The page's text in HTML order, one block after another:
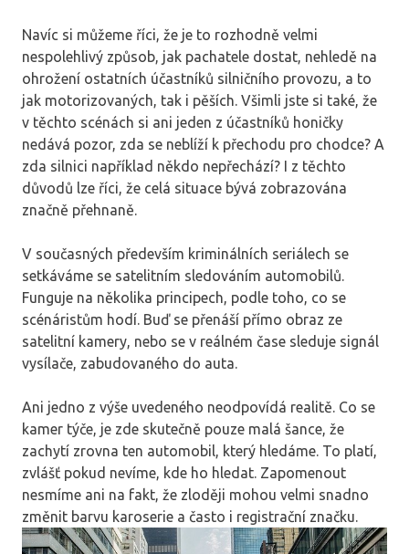
Navíc si můžeme říci, že je to rozhodně velmi
nespolehlivý způsob, jak pachatele dostat, nehledě na
ohrožení ostatních účastníků silničního provozu, a to
jak motorizovaných, tak i pěších. Všimli jste si také, že
v těchto scénách si ani jeden z účastníků honičky
nedává pozor, zda se neblíží k přechodu pro chodce? A
zda silnici například někdo nepřechází? I z těchto
důvodů lze říci, že celá situace bývá zobrazována
značně přehnaně.
V současných především kriminálních seriálech se
setkáváme se satelitním sledováním automobilů.
Funguje na několika principech, podle toho, co se
scénáristům hodí. Buď se přenáší přímo obraz ze
satelitní kamery, nebo se v reálném čase sleduje signál
vysílače, zabudovaného do auta.
Ani jedno z výše uvedeného neodpovídá realitě. Co se
kamer týče, je zde skutečně pouze malá šance, že
zachytí zrovna ten automobil, který hledáme. To platí,
zvlášť pokud nevíme, kde ho hledat. Zapomenout
nesmíme ani na fakt, že zloději mohou velmi snadno
změnit barvu karoserie a často i registrační značku.